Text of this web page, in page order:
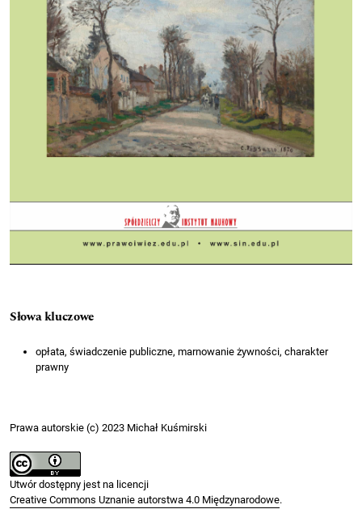
Słowa kluczowe
opłata, świadczenie publiczne, marnowanie żywności, charakter
prawny
Prawa autorskie (c) 2023 Michał Kuśmirski
Utwór dostępny jest na licencji
Creative Commons Uznanie autorstwa 4.0 Międzynarodowe.